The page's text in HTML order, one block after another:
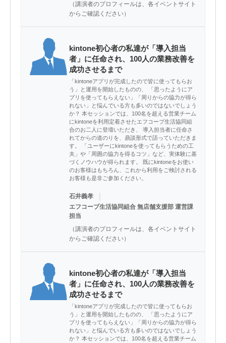
（講演者のプロフィールは、各イベントサイト
からご確認ください）
kintone初心者の私達が「導入担当
者」に任命され、100人の業務改善を
成功させるまで
「kintoneアプリが完成したので皆に使ってもらお
う」と運用を開始したものの、 「思ったようにア
プリを使ってもらえない」「周りからの協力が得ら
れない」と悩んでいる方も多いのではないでしょう
か？ 本セッションでは、100名を超える営業チーム
にkintoneを利用定着させたエフコープ生活協同組
合のお二人に登壇いただき、 導入担当者に任命さ
れてからの道のりを、鼎談形式で語っていただきま
す。 「ユーザーにkintoneを使ってもらうための工
夫」や「周囲の協力を得るコツ」など、実体験に基
づくノウハウが得られます。 既にkintoneをお使い
のお客様はもちろん、これから利用をご検討される
お客様も是非ご参加ください。
石井義孝
エフコープ生活協同組合 無店舗支援部 運営課
担当
（講演者のプロフィールは、各イベントサイト
からご確認ください）
kintone初心者の私達が「導入担当
者」に任命され、100人の業務改善を
成功させるまで
「kintoneアプリが完成したので皆に使ってもらお
う」と運用を開始したものの、 「思ったようにア
プリを使ってもらえない」「周りからの協力が得ら
れない」と悩んでいる方も多いのではないでしょう
か？ 本セッションでは、100名を超える営業チーム